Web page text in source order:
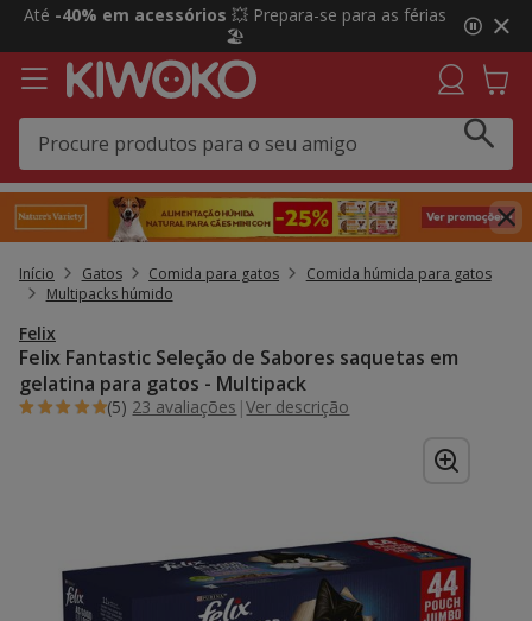
2
3,
mensagem,
Até -40% em acessórios 💥 Prepara-se para as férias
🏖️
Início Gatos Comida para gatos
Comida húmida para gatos
Multipacks húmido
Felix
Felix Fantastic Seleção de Sabores saquetas em
gelatina para gatos - Multipack
(5) 23 avaliações |Ver descrição